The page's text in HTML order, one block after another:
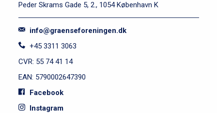
Peder Skrams Gade 5, 2., 1054 København K
info@graenseforeningen.dk
+45 3311 3063
CVR: 55 74 41 14
EAN: 5790002647390
Facebook
Instagram